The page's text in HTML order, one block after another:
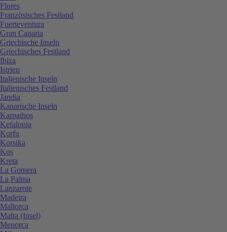
Flores
Französisches Festland
Fuerteventura
Gran Canaria
Griechische Inseln
Griechisches Festland
Ibiza
Istrien
Italienische Inseln
Italienisches Festland
Jandia
Kanarische Inseln
Karpathos
Kefalonia
Korfu
Korsika
Kos
Kreta
La Gomera
La Palma
Lanzarote
Madeira
Mallorca
Malta (Insel)
Menorca